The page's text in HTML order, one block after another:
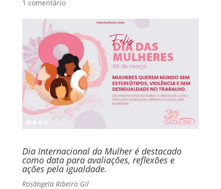
1 comentário
Dia Internacional da Mulher é destacado
como data para avaliações, reflexões e
ações pela igualdade.
Rosângela Ribeiro Gil